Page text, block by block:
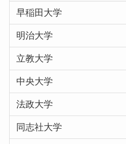
早稲田大学
明治大学
立教大学
中央大学
法政大学
同志社大学